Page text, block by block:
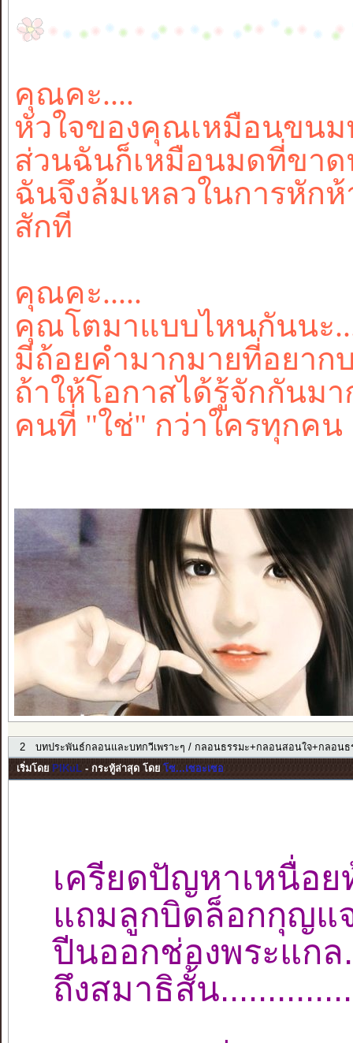
คุณคะ....
หัวใจของคุณเหมือนขนม
ส่วนฉันก็เหมือนมดที่ขาด
ฉันจึงล้มเหลวในการหัก
สักที
คุณคะ.....
คุณโตมาแบบไหนกันนะ
มีถ้อยคำมากมายที่อยา
ถ้าให้โอกาสได้รู้จักกันม
คนที่ "ใช่" กว่าใครทุกคน
2 บทประพันธ์กลอนและบทกวีเพราะๆ / กลอนธรรมะ+กลอนสอนใจ+กลอน
เริ่มโดย PIKuL- กระทู้ล่าสุด โดย โซ...เซอะเซอ
เครียดปัญหาเหนื่อย
แถมลูกบิดล็อกกุญแ
ปีนออกช่องพระแกล
ถึงสมาธิสั้น